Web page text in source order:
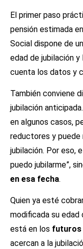
El primer paso
pensión estimada
Social dispone de
edad de jubilación
cuenta los datos y
También conviene
jubilación
en algunos casos,
reductores y puede
jubilación. Por eso,
puedo jubilarme”,
en esa fecha.
Quien ya esté
modificada su
está en los futuros
acercan a la